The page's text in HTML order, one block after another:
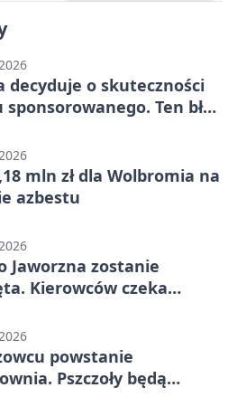
decyduje o skuteczności
Ten błąd
mln zł dla Wolbromia na
azbestu
Jaworzna zostanie
Kierowców czeka
powstanie
Pszczoły będą